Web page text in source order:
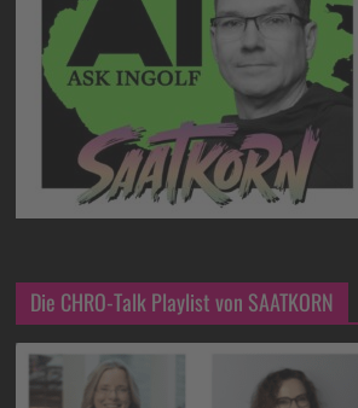
Die CHRO-Talk Playlist von SAATKORN